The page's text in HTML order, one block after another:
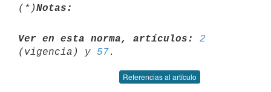
(*)Notas:
Ver en esta norma, artículos:
2
(vigencia) y 57
Referencias al artículo